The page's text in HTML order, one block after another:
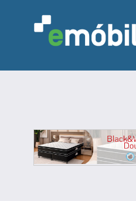
INDÚSTRIA MARCENARIA
INDICADORES
FEIRAS NOTÍCIAS